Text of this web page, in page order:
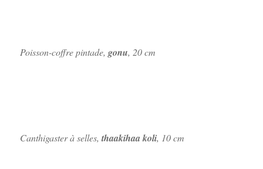
Poisson-coffre pintade,gonu, 20 cm
Canthigaster à selles,thaakihaa koli, 10 cm